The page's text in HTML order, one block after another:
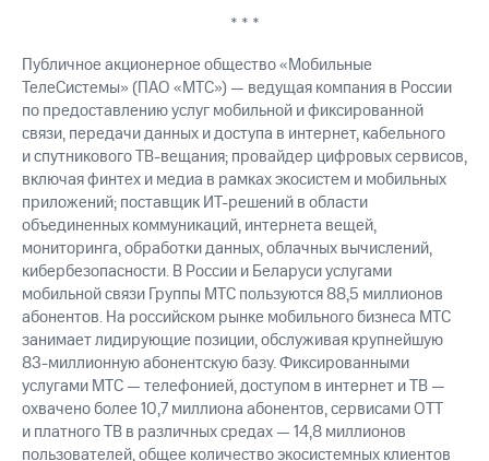
* * *
Публичное акционерное общество «Мобильные
ТелеСистемы» (ПАО «МТС») — ведущая компания в России
по предоставлению услуг мобильной и фиксированной
связи, передачи данных и доступа в интернет, кабельного
и спутникового ТВ-вещания; провайдер цифровых сервисов,
включая финтех и медиа в рамках экосистем и мобильных
приложений; поставщик ИТ-решений в области
объединенных коммуникаций, интернета вещей,
мониторинга, обработки данных, облачных вычислений,
кибербезопасности. В России и Беларуси услугами
мобильной связи Группы МТС пользуются 88,5 миллионов
абонентов. На российском рынке мобильного бизнеса МТС
занимает лидирующие позиции, обслуживая крупнейшую
83-миллионную абонентскую базу. Фиксированными
услугами МТС — телефонией, доступом в интернет и ТВ —
охвачено более 10,7 миллиона абонентов, сервисами OTT
и платного ТВ в различных средах — 14,8 миллионов
пользователей, общее количество экосистемных клиентов